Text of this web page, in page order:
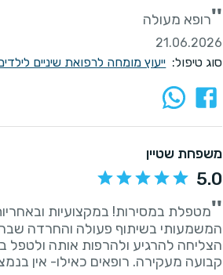
''רופא מעולה
21.06.2026
סוג טיפול: ייעוץ מומחה לרפואת שיניים
משפחת שטיין
5.0
''מטפלת במסירות! במקצועיות
המשמעותי בשיתוף פעולה והחרדה
הצליחה להרגיע ולהרפות אותה ולטפל
קבועה מעקירה. רופאים כאילו- אין